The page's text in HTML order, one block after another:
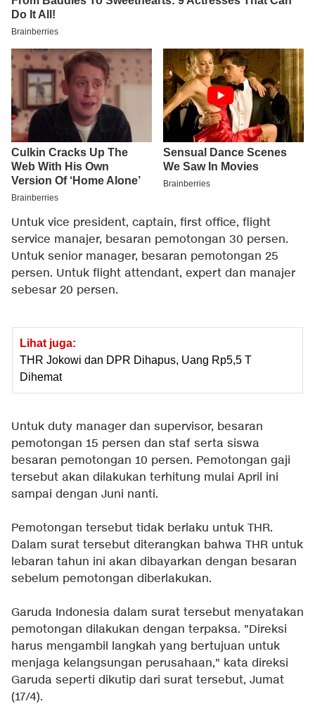
Untuk vice president, captain, first office, flight
service manajer, besaran pemotongan 30 persen.
Untuk senior manager, besaran pemotongan 25
persen. Untuk flight attendant, expert dan manajer
sebesar 20 persen.
Lihat juga:
THR Jokowi dan DPR Dihapus, Uang Rp5,5 T
Dihemat
Untuk duty manager dan supervisor, besaran
pemotongan 15 persen dan staf serta siswa
besaran pemotongan 10 persen. Pemotongan gaji
tersebut akan dilakukan terhitung mulai April ini
sampai dengan Juni nanti.
Pemotongan tersebut tidak berlaku untuk THR.
Dalam surat tersebut diterangkan bahwa THR untuk
lebaran tahun ini akan dibayarkan dengan besaran
sebelum pemotongan diberlakukan.
Garuda Indonesia dalam surat tersebut menyatakan
pemotongan dilakukan dengan terpaksa. "Direksi
harus mengambil langkah yang bertujuan untuk
menjaga kelangsungan perusahaan," kata direksi
Garuda seperti dikutip dari surat tersebut, Jumat
(17/4).